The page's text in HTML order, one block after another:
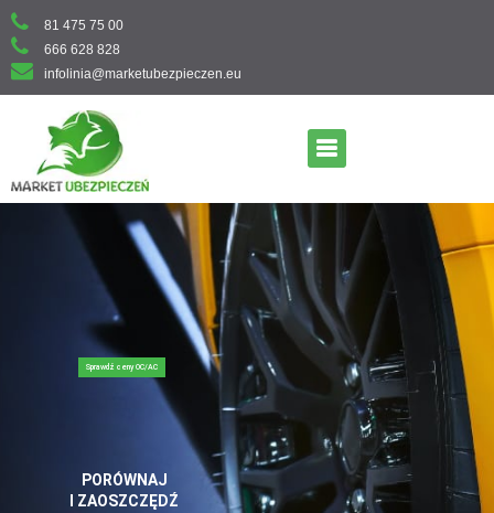
Skip
to
content
81 475 75 00
666 628 828
infolinia@marketubezpieczen.eu